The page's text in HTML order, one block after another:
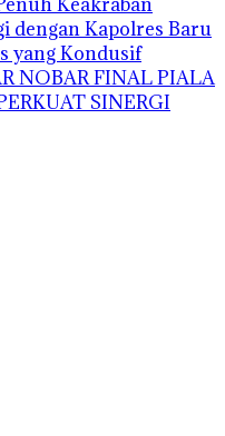
dengan Kapolres Baru
yang Kondusif
NOBAR FINAL PIALA
SINERGI